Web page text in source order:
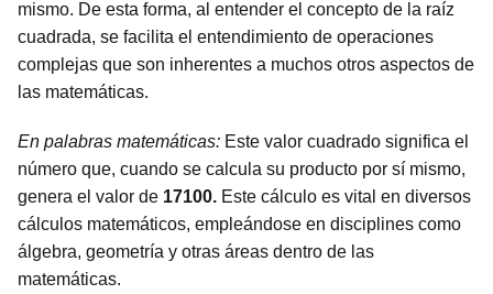
mismo. De esta forma, al entender el concepto de la raíz
cuadrada, se facilita el entendimiento de operaciones
complejas que son inherentes a muchos otros aspectos de
las matemáticas.
En palabras matemáticas: Este valor cuadrado significa el
número que, cuando se calcula su producto por sí mismo,
genera el valor de 17100. Este cálculo es vital en diversos
cálculos matemáticos, empleándose en disciplines como
álgebra, geometría y otras áreas dentro de las
matemáticas.